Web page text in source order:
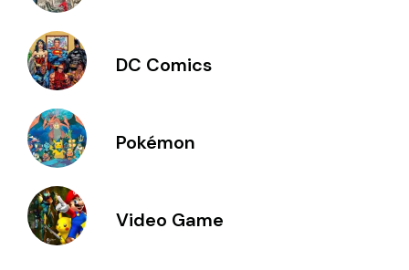
DC Comics
Pokémon
Video Game